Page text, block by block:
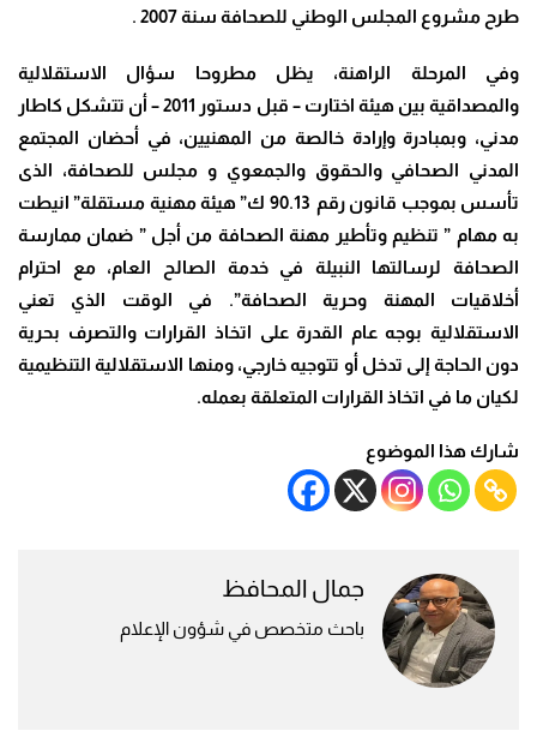
طرح مشروع المجلس الوطني للصحافة سنة 2007 .
وفي المرحلة الراهنة، يظل مطروحا سؤال الاستقلالية
والمصداقية بين هيئة اختارت – قبل دستور 2011 – أن تتشكل كاطار
مدني، وبمبادرة وإرادة خالصة من المهنيين، في أحضان المجتمع
المدني الصحافي والحقوق والجمعوي و مجلس للصحافة، الذى
تأسس بموجب قانون رقم 90.13 ك” هيئة مهنية مستقلة” انيطت
به مهام ” تنظيم وتأطير مهنة الصحافة من أجل ” ضمان ممارسة
الصحافة لرسالتها النبيلة في خدمة الصالح العام، مع احترام
أخلاقيات المهنة وحرية الصحافة”. في الوقت الذي تعني
الاستقلالية بوجه عام القدرة على اتخاذ القرارات والتصرف بحرية
دون الحاجة إلى تدخل أو تتوجيه خارجي، ومنها الاستقلالية التنظيمية
لكيان ما في اتخاذ القرارات المتعلقة بعمله.
شارك هذا الموضوع
جمال المحافظ
باحث متخصص في شؤون الإعلام